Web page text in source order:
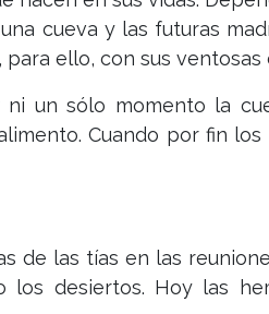
cueva y las futuras
ello, con sus
un sólo momento la
Cuando por fin
de las tías en las
desiertos. Hoy las